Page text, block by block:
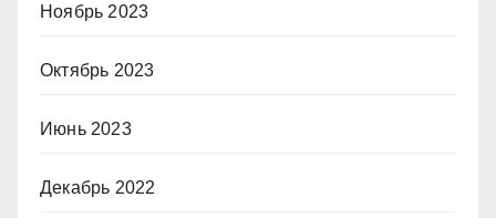
Ноябрь 2023
Октябрь 2023
Июнь 2023
Декабрь 2022